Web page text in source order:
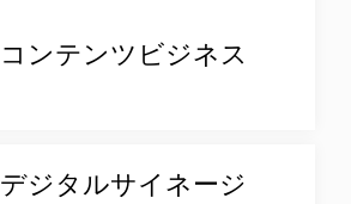
コンテンツビジネス
デジタルサイネージ